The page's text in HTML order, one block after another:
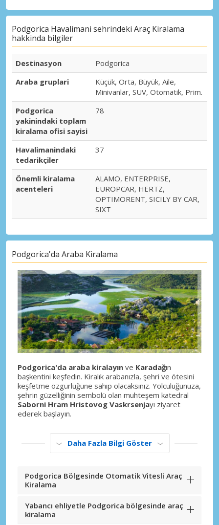
Podgorica Havalimani sehrindeki Araç Kiralama
hakkinda bilgiler
Destinasyon
Podgorica
Araba gruplari
Küçük, Orta, Büyük, Aile,
Minivanlar, SUV, Otomatik, Prim.
Podgorica
yakinindaki toplam
kiralama ofisi sayisi
78
Havalimanindaki
tedarikçiler
37
Önemli kiralama
acenteleri
ALAMO, ENTERPRISE,
EUROPCAR, HERTZ,
OPTIMORENT, SICILY BY CAR,
SIXT
Podgorica'da Araba Kiralama
Podgorica'da araba kiralayın ve Karadağın
başkentini keşfedin. Kiralık arabanızla, şehri ve ötesini
keşfetme özgürlüğüne sahip olacaksınız. Yolculuğunuza,
şehrin güzelliğinin sembolü olan muhteşem katedral
Saborni Hram Hristovog Vaskrsenjayı ziyaret
ederek başlayın.
Daha Fazla Bilgi Göster
Podgorica Bölgesinde Otomatik Vitesli Araç
Kiralama
Yabancı ehliyetle Podgorica bölgesinde araç
kiralama